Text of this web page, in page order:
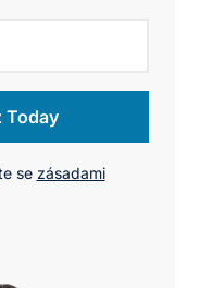
Today
se zásadami